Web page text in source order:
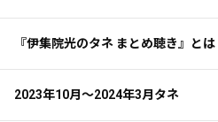
『伊集院光のタネ まとめ聴き』とは
2023年10月～2024年3月タネ